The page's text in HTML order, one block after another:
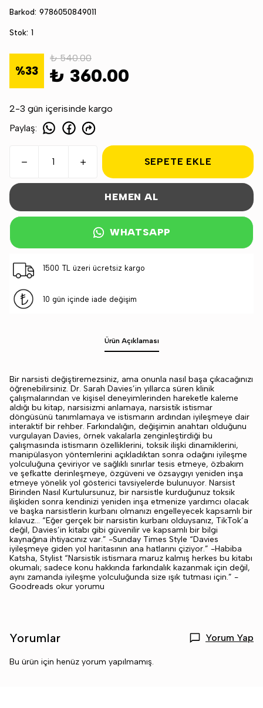
Barkod: 9786050849011
Stok: 1
%33
₺ 540.00
₺ 360.00
2-3 gün içerisinde kargo
Paylaş:
SEPETE EKLE
HEMEN AL
WHATSAPP
1500 TL üzeri ücretsiz kargo
10 gün içinde iade değişim
Ürün Açıklaması
Bir narsisti değiştiremezsiniz, ama onunla nasıl başa çıkacağınızı
öğrenebilirsiniz. Dr. Sarah Davies’in yıllarca süren klinik
çalışmalarından ve kişisel deneyimlerinden hareketle kaleme
aldığı bu kitap, narsisizmi anlamaya, narsistik istismar
döngüsünü tanımlamaya ve istismarın ardından iyileşmeye dair
interaktif bir rehber. Farkındalığın, değişimin anahtarı olduğunu
vurgulayan Davies, örnek vakalarla zenginleştirdiği bu
çalışmasında istismarın özelliklerini, toksik ilişki dinamiklerini,
manipülasyon yöntemlerini açıkladıktan sonra odağını iyileşme
yolculuğuna çeviriyor ve sağlıklı sınırlar tesis etmeye, özbakım
ve şefkatte derinleşmeye, özgüveni ve özsaygıyı yeniden inşa
etmeye yönelik yol gösterici tavsiyelerde bulunuyor. Narsist
Birinden Nasıl Kurtulursunuz, bir narsistle kurduğunuz toksik
ilişkiden sonra kendinizi yeniden inşa etmenize yardımcı olacak
ve başka narsistlerin kurbanı olmanızı engelleyecek kapsamlı bir
kılavuz… “Eğer gerçek bir narsistin kurbanı olduysanız, TikTok’a
değil, Davies’in kitabı gibi güvenilir ve kapsamlı bir bilgi
kaynağına ihtiyacınız var.” -Sunday Times Style “Davies
iyileşmeye giden yol haritasının ana hatlarını çiziyor.” -Habiba
Katsha, Stylist “Narsistik istismara maruz kalmış herkes bu kitabı
okumalı; sadece konu hakkında farkındalık kazanmak için değil,
aynı zamanda iyileşme yolculuğunda size ışık tutması için.” -
Goodreads okur yorumu
Yorumlar Yorum Yap
Bu ürün için henüz yorum yapılmamış.